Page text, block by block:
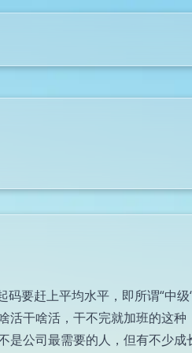
要赶上平均水平，即所谓“中级
活干啥活，干不完就加班的这种
是公司最需要的人，但有不少成